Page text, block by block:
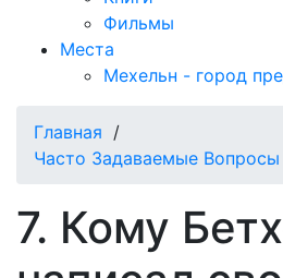
Фильмы
Места
Мехельн - город
Главная /
Часто Задаваемые
7. Кому